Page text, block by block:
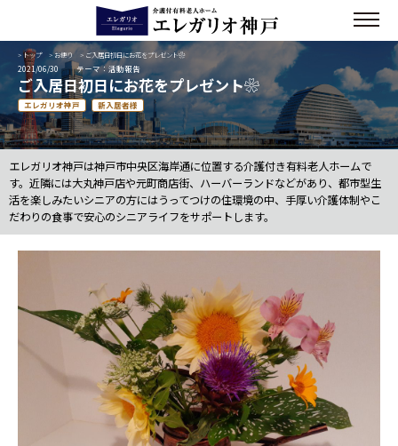
>トップ >お便り > ご入居日初日にお花をプレゼント❀
2021/06/30 テーマ：活動報告
ご入居日初日にお花をプレゼント❀
エレガリオ神戸 新入居者様
エレガリオ神戸は神戸市中央区海岸通に位置する介護付き有料老人ホームで
す。近隣には大丸神戸店や元町商店街、ハーバーランドなどがあり、都市型生
活を楽しみたいシニアの方にはうってつけの住環境の中、手厚い介護体制やこ
だわりの食事で安心のシニアライフをサポートします。